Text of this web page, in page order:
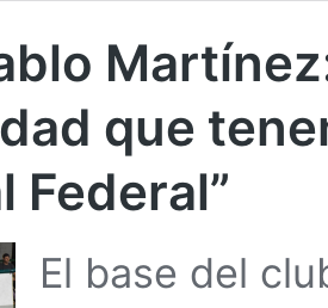
que
Federal”
El base del